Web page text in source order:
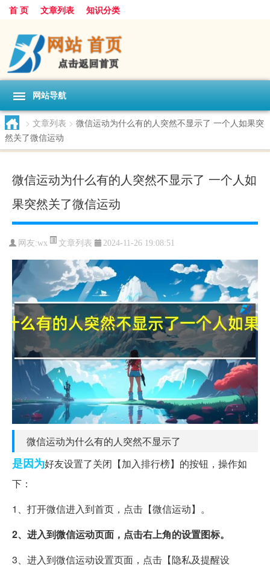
首 页 文章列表 知识分类
网站导航
> 文章列表 > 微信运动为什么有的人突然不显示了 一个人如果突
然关了微信运动
微信运动为什么有的人突然不显示了 一个人如
果突然关了微信运动
网友:wx 文章列表 2024-11-26 19:08:51
微信运动为什么有的人突然不显示了
是因为好友设置了关闭【加入排行榜】的按钮，操作如
下：
1、打开微信进入到首页，点击【微信运动】。
2、进入到微信运动页面，点击右上角的设置图标。
3、进入到微信运动设置页面，点击【隐私及提醒设